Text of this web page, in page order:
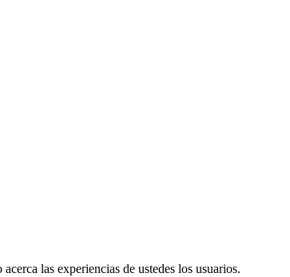
las experiencias de ustedes los usuarios.